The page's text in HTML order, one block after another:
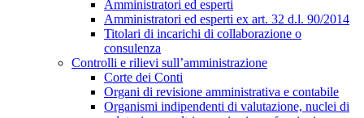
Amministratori ed esperti
Amministratori ed esperti ex art. 32 d.l. 90/2014
Titolari di incarichi di collaborazione o
consulenza
Controlli e rilievi sull’amministrazione
Corte dei Conti
Organi di revisione amministrativa e contabile
Organismi indipendenti di valutazione, nuclei di